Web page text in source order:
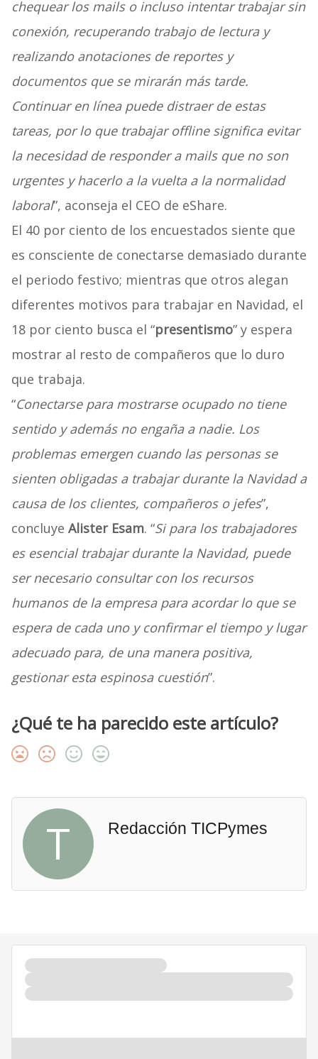
chequear los mails o incluso intentar trabajar sin
conexión, recuperando trabajo de lectura y
realizando anotaciones de reportes y
documentos que se mirarán más tarde.
Continuar en línea puede distraer de estas
tareas, por lo que trabajar offline significa evitar
la necesidad de responder a mails que no son
urgentes y hacerlo a la vuelta a la normalidad
laboral”, aconseja el CEO de eShare.
El 40 por ciento de los encuestados siente que
es consciente de conectarse demasiado durante
el periodo festivo; mientras que otros alegan
diferentes motivos para trabajar en Navidad, el
18 por ciento busca el “presentismo” y espera
mostrar al resto de compañeros que lo duro
que trabaja.
“Conectarse para mostrarse ocupado no tiene
sentido y además no engaña a nadie. Los
problemas emergen cuando las personas se
sienten obligadas a trabajar durante la Navidad a
causa de los clientes, compañeros o jefes”,
concluye Alister Esam. “Si para los trabajadores
es esencial trabajar durante la Navidad, puede
ser necesario consultar con los recursos
humanos de la empresa para acordar lo que se
espera de cada uno y confirmar el tiempo y lugar
adecuado para, de una manera positiva,
gestionar esta espinosa cuestión”.
¿Qué te ha parecido este artículo?
T Redacción TICPymes